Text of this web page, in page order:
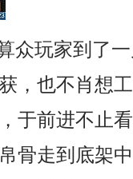
众玩家到了
也不肖想
于前进不止
走到底架